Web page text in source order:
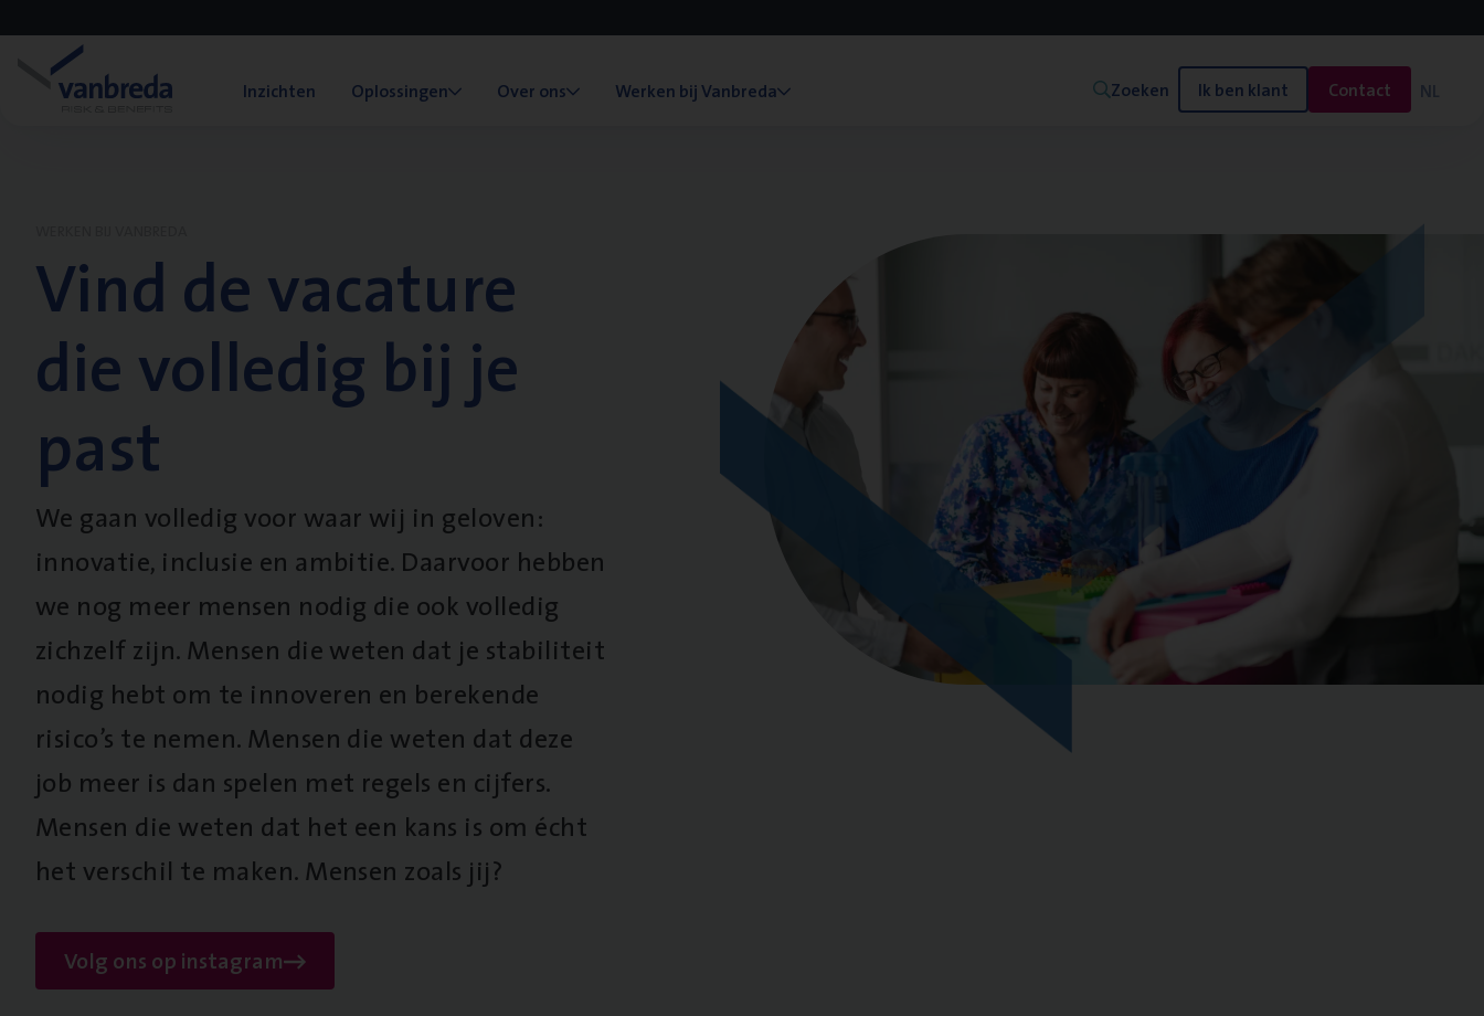
Inzichten Oplossingen Over ons Werken bij Vanbreda Zoeken Ik ben klant Contact NL
Vind de vacature
die volledig bij je
past
We gaan volledig voor waar wij in geloven:
innovatie, inclusie en ambitie. Daarvoor hebben
we nog meer mensen nodig die ook volledig
zichzelf zijn. Mensen die weten dat je stabiliteit
nodig hebt om te innoveren en berekende
risico’s te nemen. Mensen die weten dat deze
job meer is dan spelen met regels en cijfers.
Mensen die weten dat het een kans is om écht
het verschil te maken. Mensen zoals jij?
Volg ons op instagram